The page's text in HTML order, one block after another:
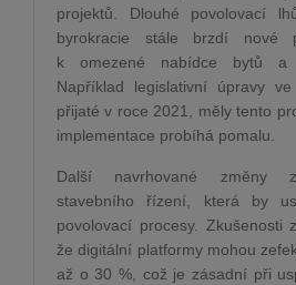
projektů. Dlouhé povolovací
byrokracie stále brzdí nové
k omezené nabídce bytů a
Například legislativní úpravy ve
přijaté v roce 2021, měly tento
implementace probíhá pomalu​.
Další navrhované změny
stavebního řízení, která by
povolovací procesy. Zkušenosti
že digitální platformy mohou
až o 30 %, což je zásadní při